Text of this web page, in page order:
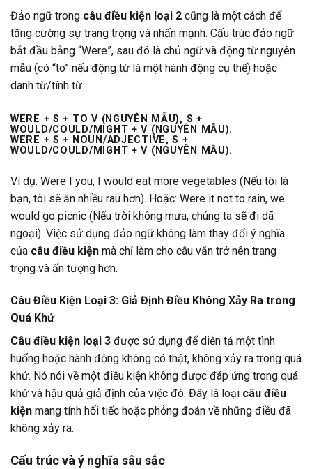
Đảo ngữ trong câu điều kiện loại 2 cũng là một cách để
tăng cường sự trang trọng và nhấn mạnh. Cấu trúc đảo ngữ
bắt đầu bằng “Were”, sau đó là chủ ngữ và động từ nguyên
mẫu (có “to” nếu động từ là một hành động cụ thể) hoặc
danh từ/tính từ.
WERE + S + TO V (NGUYÊN MẪU), S +
WOULD/COULD/MIGHT + V (NGUYÊN MẪU).
WERE + S + NOUN/ADJECTIVE, S +
WOULD/COULD/MIGHT + V (NGUYÊN MẪU).
Ví dụ: Were I you, I would eat more vegetables (Nếu tôi là
bạn, tôi sẽ ăn nhiều rau hơn). Hoặc: Were it not to rain, we
would go picnic (Nếu trời không mưa, chúng ta sẽ đi dã
ngoại). Việc sử dụng đảo ngữ không làm thay đổi ý nghĩa
của câu điều kiện mà chỉ làm cho câu văn trở nên trang
trọng và ấn tượng hơn.
Câu Điều Kiện Loại 3: Giả Định Điều Không Xảy Ra trong
Quá Khứ
Câu điều kiện loại 3 được sử dụng để diễn tả một tình
huống hoặc hành động không có thật, không xảy ra trong quá
khứ. Nó nói về một điều kiện không được đáp ứng trong quá
khứ và hậu quả giả định của việc đó. Đây là loại câu điều
kiện mang tính hối tiếc hoặc phỏng đoán về những điều đã
không xảy ra.
Cấu trúc và ý nghĩa sâu sắc